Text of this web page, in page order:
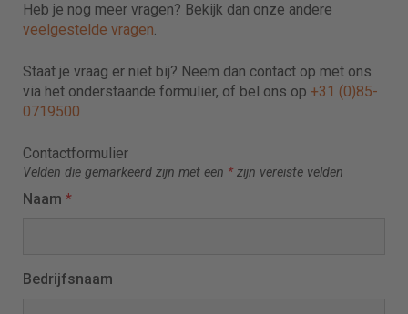
Heb je nog meer vragen? Bekijk dan onze andere
veelgestelde vragen.
Staat je vraag er niet bij? Neem dan contact op met ons
via het onderstaande formulier, of bel ons op +31 (0)85-
0719500
Contactformulier
Velden die gemarkeerd zijn met een * zijn vereiste velden
Naam *
Bedrijfsnaam